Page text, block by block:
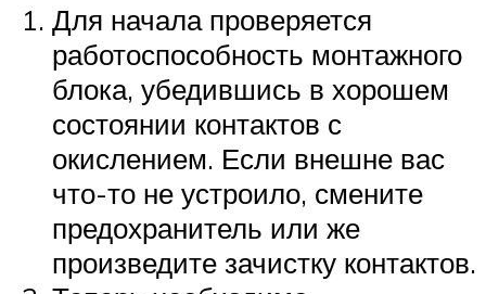
Для начала проверяется
работоспособность монтажного
блока, убедившись в хорошем
состоянии контактов с
окислением. Если внешне вас
что-то не устроило, смените
предохранитель или же
произведите зачистку контактов.